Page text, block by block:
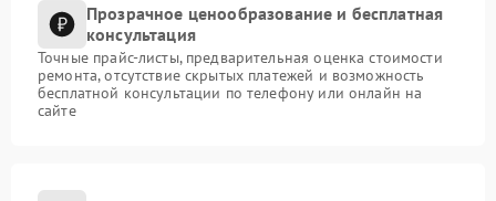
Прозрачное ценообразование и бесплатная
консультация
Точные прайс-листы, предварительная оценка стоимости
ремонта, отсутствие скрытых платежей и возможность
бесплатной консультации по телефону или онлайн на
сайте